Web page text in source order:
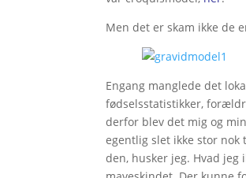
Men det er skam ikke de
Engang manglede det
fødselsstatistikker,
derfor blev det mig og
egentlig slet ikke stor nok
den, husker jeg. Hvad